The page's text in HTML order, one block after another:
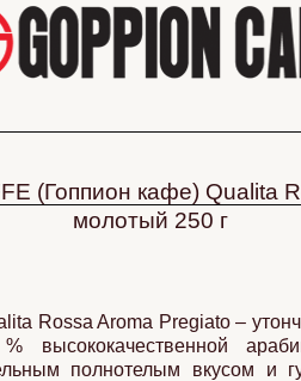
(Гоппион кафе) Qualita
молотый 250 г
Rossa Aroma Pregiato –
высококачественной
полнотелым вкусом